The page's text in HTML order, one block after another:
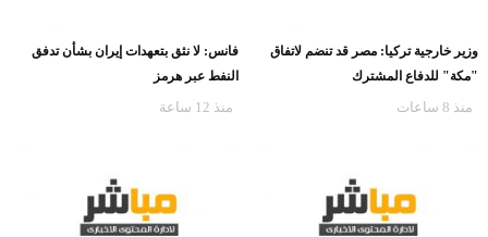
وزير خارجية تركيا: مصر قد تنضم لاتفاق
"مكة" للدفاع المشترك
منذ 8 ساعات
فانس: لا نثق بتعهدات إيران بشأن تدفق
النفط عبر هرمز
منذ 12 ساعة